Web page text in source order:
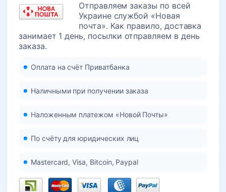
Отправляем заказы по всей
Украине службой «Новая
почта». Как правило, доставка
занимает 1 день, посылки отправляем в день
заказа.
Оплата на счёт Приватбанка
Наличными при получении заказа
Наложенным платежом «Новой Почты»
По счёту для юридических лиц
Mastercard, Visa, Bitcoin, Paypal